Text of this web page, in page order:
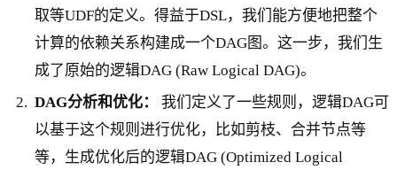
取等UDF的定义。得益于DSL，我们能方便地把整个
计算的依赖关系构建成一个DAG图。这一步，我们生
成了原始的逻辑DAG (Raw Logical DAG)。
DAG分析和优化：
我们定义了一些规则，逻辑DAG可
以基于这个规则进行优化，比如剪枝、合并节点等
等，生成优化后的逻辑DAG (Optimized Logical